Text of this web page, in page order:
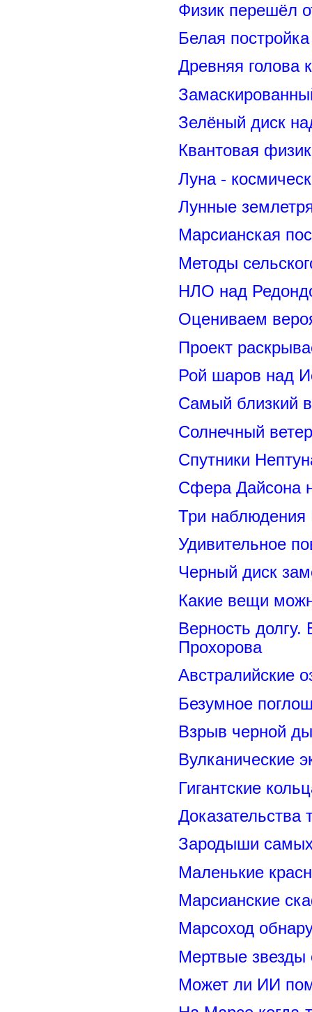
Физик перешёл
Белая
Древняя голова
Зелёный диск
Квантовая
Луна -
Лунные
Марсианская
Методы
НЛО над
Оцениваем
Проект
Рой шаров над
Самый близкий
Солнечный
Спутники
Сфера Дайсона
Три
Удивительное
Черный диск
Какие вещи
Верность долгу.
Прохорова
Австралийские
Безумное
Взрыв черной
Вулканические
Гигантские
Доказательства
Зародыши самых
Маленькие
Марсианские
Марсоход
Мертвые звезды
Может ли ИИ